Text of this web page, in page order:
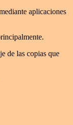
aplicaciones
de las copias que